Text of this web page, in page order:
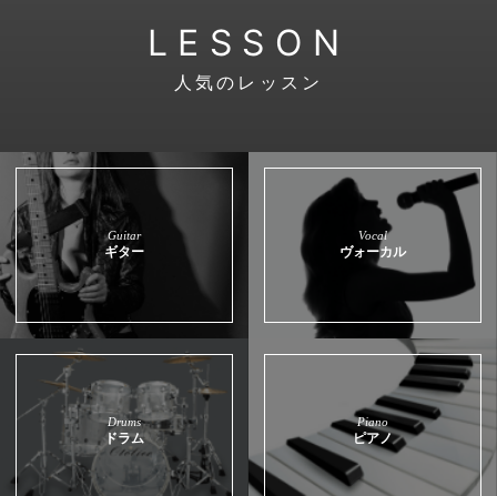
LESSON
人気のレッスン
Guitar
ギター
Vocal
ヴォーカル
Drums
ドラム
Piano
ピアノ